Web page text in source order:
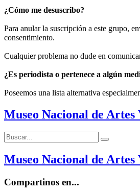
¿Cómo me desuscribo?
Para anular la suscripción a este grupo,
consentimiento.
Cualquier problema no dude en
¿Es periodista o pertenece a algún
Poseemos una lista alternativa
Museo Nacional de Artes
Buscar:
Buscar
Museo Nacional de Artes
Compartinos en...